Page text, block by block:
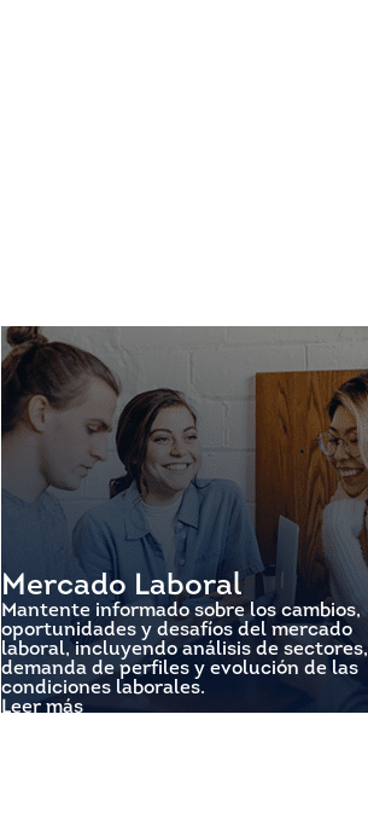
Mercado Laboral
Mantente informado sobre los cambios,
oportunidades y desafíos del mercado
laboral, incluyendo análisis de sectores,
demanda de perfiles y evolución de las
condiciones laborales.
Leer más